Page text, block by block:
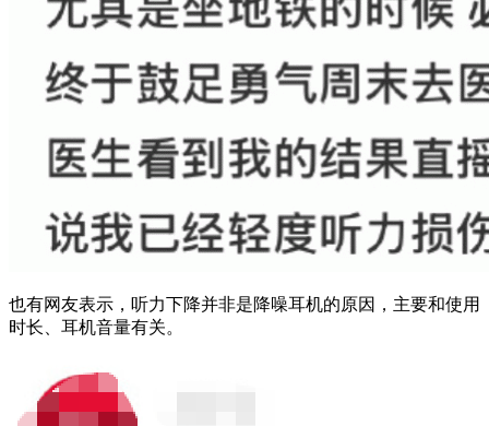
也有网友表示，听力下降并非是降噪耳机的原因，主要和使用
时长、耳机音量有关。